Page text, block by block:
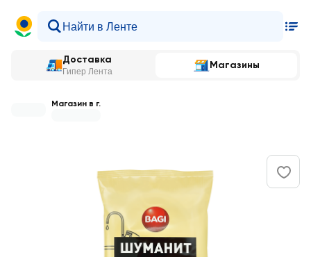
Доставка
Гипер Лента
Магазины
Магазин в г.